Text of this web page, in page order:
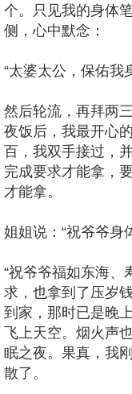
个。只见我的身体
侧，心中默念：
“太婆太公，保佑我
然后轮流，再拜两
夜饭后，我最开心
百，我双手接过，
完成要求才能拿，
才能拿。
姐姐说：“祝爷爷身
“祝爷爷福如东海、
求，也拿到了压岁
到家，那时已是晚
飞上天空。烟火声
眠之夜。果真，我
散了。